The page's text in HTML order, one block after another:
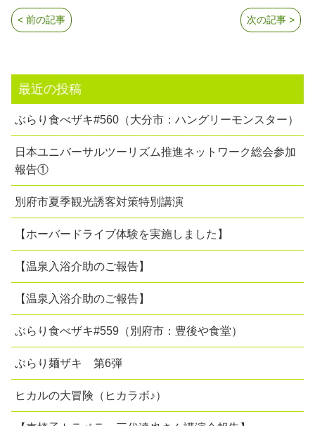
次の記事 >
< 前の記事
最近の投稿
ぶらり食べザキ#560（大分市：ハングリーモンスター）
日本ユニバーサルツーリズム推進ネットワーク総会参加
報告①
別府市夏季観光誘客対策特別講演
【ホーバードライブ体験を実施しました】
【温泉入浴介助のご報告】
【温泉入浴介助のご報告】
ぶらり食べザキ#559（別府市：豊後や食堂）
ぶらり麺ザキ 第6弾
ヒカルの大冒険（ヒカラボ♪）